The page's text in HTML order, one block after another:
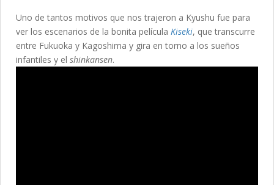
Uno de tantos motivos que nos trajeron a Kyushu fue para
ver los escenarios de la bonita película Kiseki, que transcurre
entre Fukuoka y Kagoshima y gira en torno a los sueños
infantiles y el shinkansen.